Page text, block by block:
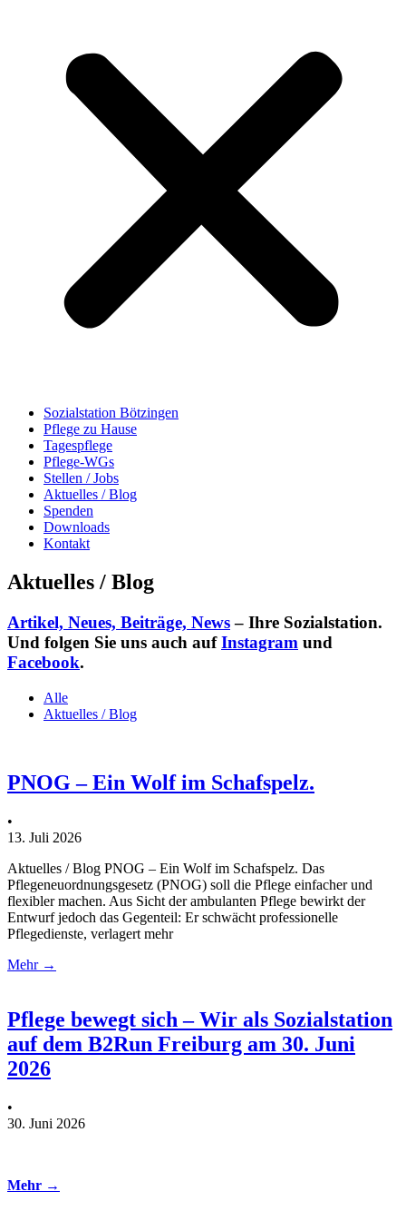
Sozialstation Bötzingen
Pflege zu Hause
Tagespflege
Pflege-WGs
Stellen / Jobs
Aktuelles / Blog
Spenden
Downloads
Kontakt
Aktuelles / Blog
Artikel, Neues, Beiträge, News– Ihre Sozialstation.
Und folgen Sie uns auch aufInstagram und
Facebook.
Alle
Aktuelles / Blog
PNOG – Ein Wolf im Schafspelz.
•
13. Juli 2026
Aktuelles / Blog PNOG – Ein Wolf im Schafspelz. Das
Pflegeneuordnungsgesetz (PNOG) soll die Pflege einfacher und
flexibler machen. Aus Sicht der ambulanten Pflege bewirkt der
Entwurf jedoch das Gegenteil: Er schwächt professionelle
Pflegedienste, verlagert mehr
Mehr →
Pflege bewegt sich – Wir als Sozialstation
auf dem B2Run Freiburg am 30. Juni
2026
•
30. Juni 2026
Mehr →